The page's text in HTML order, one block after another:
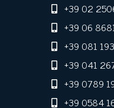
+39 02
+39 06
+39 081
+39 041
+39 0789
+39 0584